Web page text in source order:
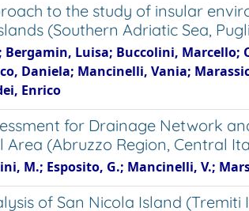
to the study of insular
(Southern Adriatic Sea,
Bergamin, Luisa; Buccolini,
Daniela; Mancinelli, Vania;
Enrico
for Drainage Network
Area (Abruzzo Region, Central
M.; Esposito, G.; Mancinelli, V.;
of San Nicola Island